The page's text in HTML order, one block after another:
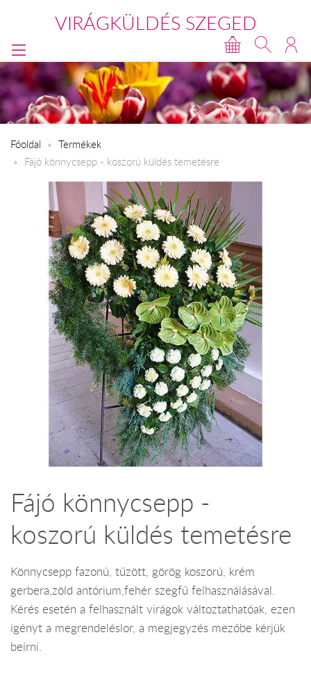
VIRÁGKÜLDÉS SZEGED
Főoldal
Termékek
Fájó könnycsepp - koszorú küldés temetésre
Fájó könnycsepp -
koszorú küldés temetésre
Könnycsepp fazonú, tűzött, görög koszorú, krém
gerbera,zöld antórium,fehér szegfű felhasználásával.
Kérés esetén a felhasznált virágok változtathatóak, ezen
igényt a megrendeléslor, a megjegyzés mezőbe kérjük
beírni.